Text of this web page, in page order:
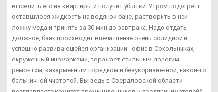
выселить его из квартиры и получит убытки. Утром подогреть
оставшуюся жидкость на водяной бане, растворить в ней
ложку меда и принять за 30 мин до завтрака. Надо отдать
должное, банк производит впечатление очень солидной и
успешно развивающейся организации - офис в Сокольниках,
окруженный иномарками, поражает стильным дорогим
ремонтом, казарменным порядком и безукоризненной, какой-то
больничной чистотой. Вы ведь в Свердловской области